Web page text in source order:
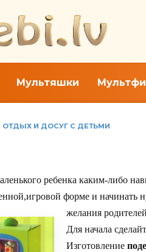
Мультяшки
ОТДЫХ И ДОСУГ С ДЕТЬМИ
ребенка каким-либо
форме и начинать
желания
Для начала
Изготовление